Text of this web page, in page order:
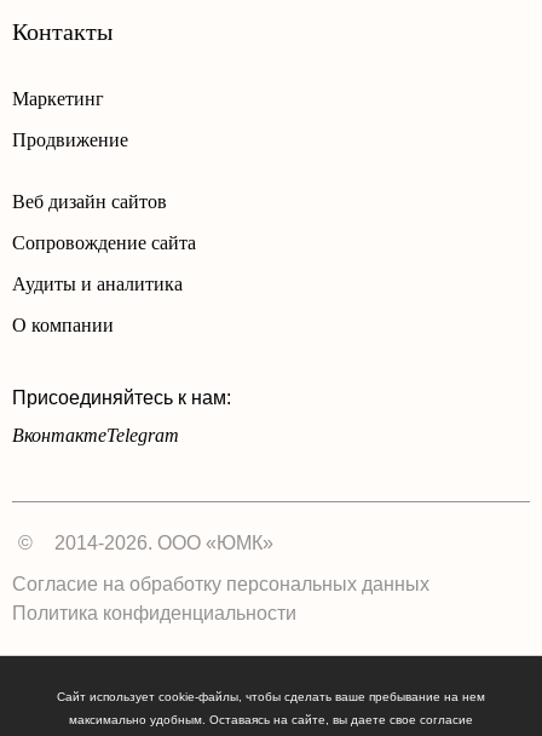
Маркетинг
Продвижение
Веб дизайн сайтов
Сопровождение сайта
Аудиты и аналитика
О компании
Присоединяйтесь к нам:
ВконтактеTelegram
Контакты
©
2014-2026. ООО «ЮМК»
Согласие на обработку персональных данных
Политика конфиденциальности
Сайт использует cookie-файлы, чтобы сделать ваше пребывание на нем
максимально удобным. Оставаясь на сайте, вы даете свое согласие